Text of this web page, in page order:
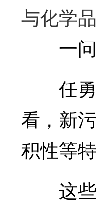
与化学
一问
任勇
看，新
积性等
这些